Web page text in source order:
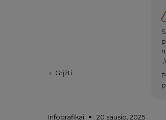
Grįžti
Infografikai 20 sausio, 2025